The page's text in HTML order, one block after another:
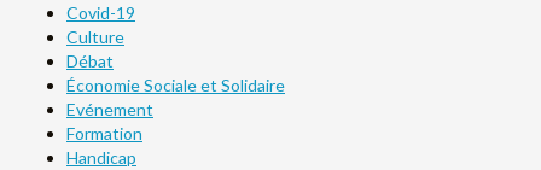
Covid-19
Culture
Débat
Économie Sociale et Solidaire
Evénement
Formation
Handicap